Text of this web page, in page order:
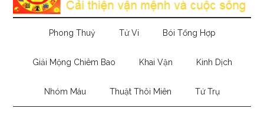
Phong Thuỷ Tử Vi Bói Tổng Hợp
Giải Mộng Chiêm Bao Khai Vận Kinh Dịch
Nhóm Máu Thuật Thôi Miên Tứ Trụ